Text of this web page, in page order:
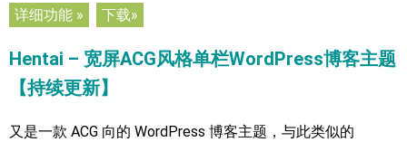
详细功能 » 下载»
Hentai – 宽屏ACG风格单栏WordPress博客主题
【持续更新】
又是一款 ACG 向的 WordPress 博客主题，与此类似的